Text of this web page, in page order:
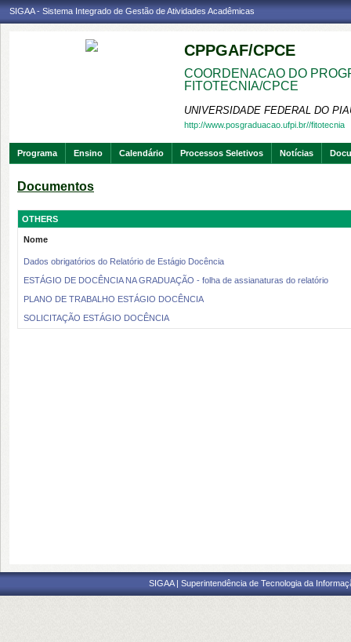
SIGAA - Sistema Integrado de Gestão de Atividades Acadêmicas
CPPGAF/CPCE
COORDENACAO DO
FITOTECNIA/CPCE
UNIVERSIDADE FEDERAL DO
http://www.posgraduacao.ufpi.br//fitotecnia
Programa Ensino Calendário Processos Seletivos Notícias
Documentos
OTHERS
Nome
Dados obrigatórios do Relatório de Estágio Docência
ESTÁGIO DE DOCÊNCIA NA GRADUAÇÃO - folha de assianaturas do relatório
PLANO DE TRABALHO ESTÁGIO DOCÊNCIA
SOLICITAÇÃO ESTÁGIO DOCÊNCIA
SIGAA | Superintendência de Tecnologia da